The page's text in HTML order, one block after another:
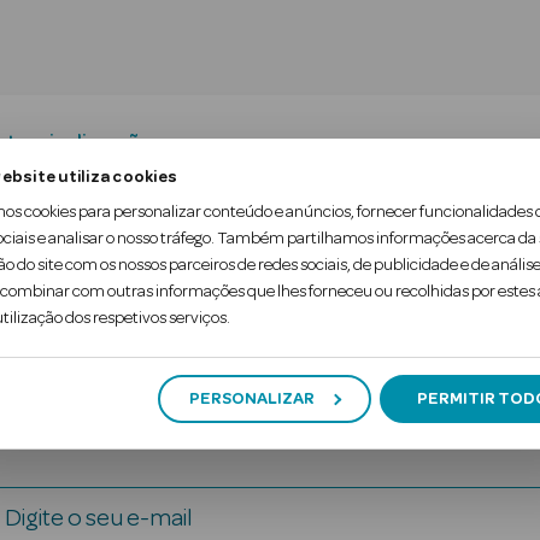
utiliza cookies
cookies para personalizar conteúdo e anúncios, fornecer funcionalidades
e analisar o nosso tráfego. Também partilhamos informações acerca da
do site com os nossos parceiros de redes sociais, de publicidade e de
com outras informações que lhes forneceu ou recolhidas por estes
dos respetivos serviços.
PERSONALIZAR PERMITIR
indicações
alumínio e encartável. Chassi anticorrosivo.
na higiene pessoal.
Digite o seu e-mail